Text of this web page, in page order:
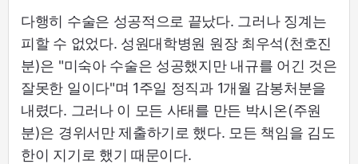
다행히 수술은 성공적으로 끝났다. 그러나 징계는
피할 수 없었다. 성원대학병원 원장 최우석(천호진
분)은 "미숙아 수술은 성공했지만 내규를 어긴 것은
잘못한 일이다"며 1주일 정직과 1개월 감봉처분을
내렸다. 그러나 이 모든 사태를 만든 박시온(주원
분)은 경위서만 제출하기로 했다. 모든 책임을 김도
한이 지기로 했기 때문이다.